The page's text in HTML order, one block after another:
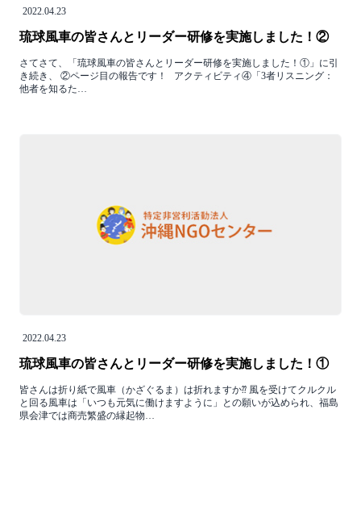
2022.04.23
琉球風車の皆さんとリーダー研修を実施しました！②
さてさて、「琉球風車の皆さんとリーダー研修を実施しました！①」に引
き続き、 ②ページ目の報告です！ アクティビティ④「3者リスニング：
他者を知るた…
2022.04.23
琉球風車の皆さんとリーダー研修を実施しました！①
皆さんは折り紙で風車（かざぐるま）は折れますか⁇ 風を受けてクルクル
と回る風車は「いつも元気に働けますように」との願いが込められ、福島
県会津では商売繁盛の縁起物…